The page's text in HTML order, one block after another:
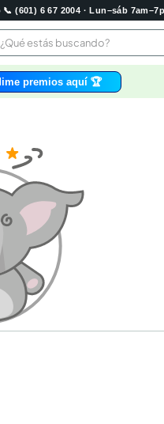
(601) 6 67 2004 · Lun–sáb
estás buscando?
premios aquí 🏆
leche
galletas
aceite
queso
pollo
carne